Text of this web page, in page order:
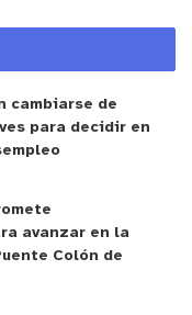
que se respete
que necesitan
“La Fábrica”,
que, “estamos
materna, así
a pasar
cambiarse de
para decidir en
avanzar en la
Colón de